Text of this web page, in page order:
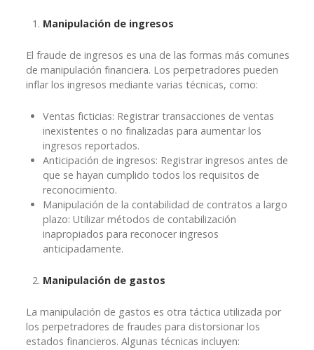
Manipulación de ingresos
El fraude de ingresos es una de las formas más comunes
de manipulación financiera. Los perpetradores pueden
inflar los ingresos mediante varias técnicas, como:
Ventas ficticias: Registrar transacciones de ventas
inexistentes o no finalizadas para aumentar los
ingresos reportados.
Anticipación de ingresos: Registrar ingresos antes de
que se hayan cumplido todos los requisitos de
reconocimiento.
Manipulación de la contabilidad de contratos a largo
plazo: Utilizar métodos de contabilización
inapropiados para reconocer ingresos
anticipadamente.
Manipulación de gastos
La manipulación de gastos es otra táctica utilizada por
los perpetradores de fraudes para distorsionar los
estados financieros. Algunas técnicas incluyen: